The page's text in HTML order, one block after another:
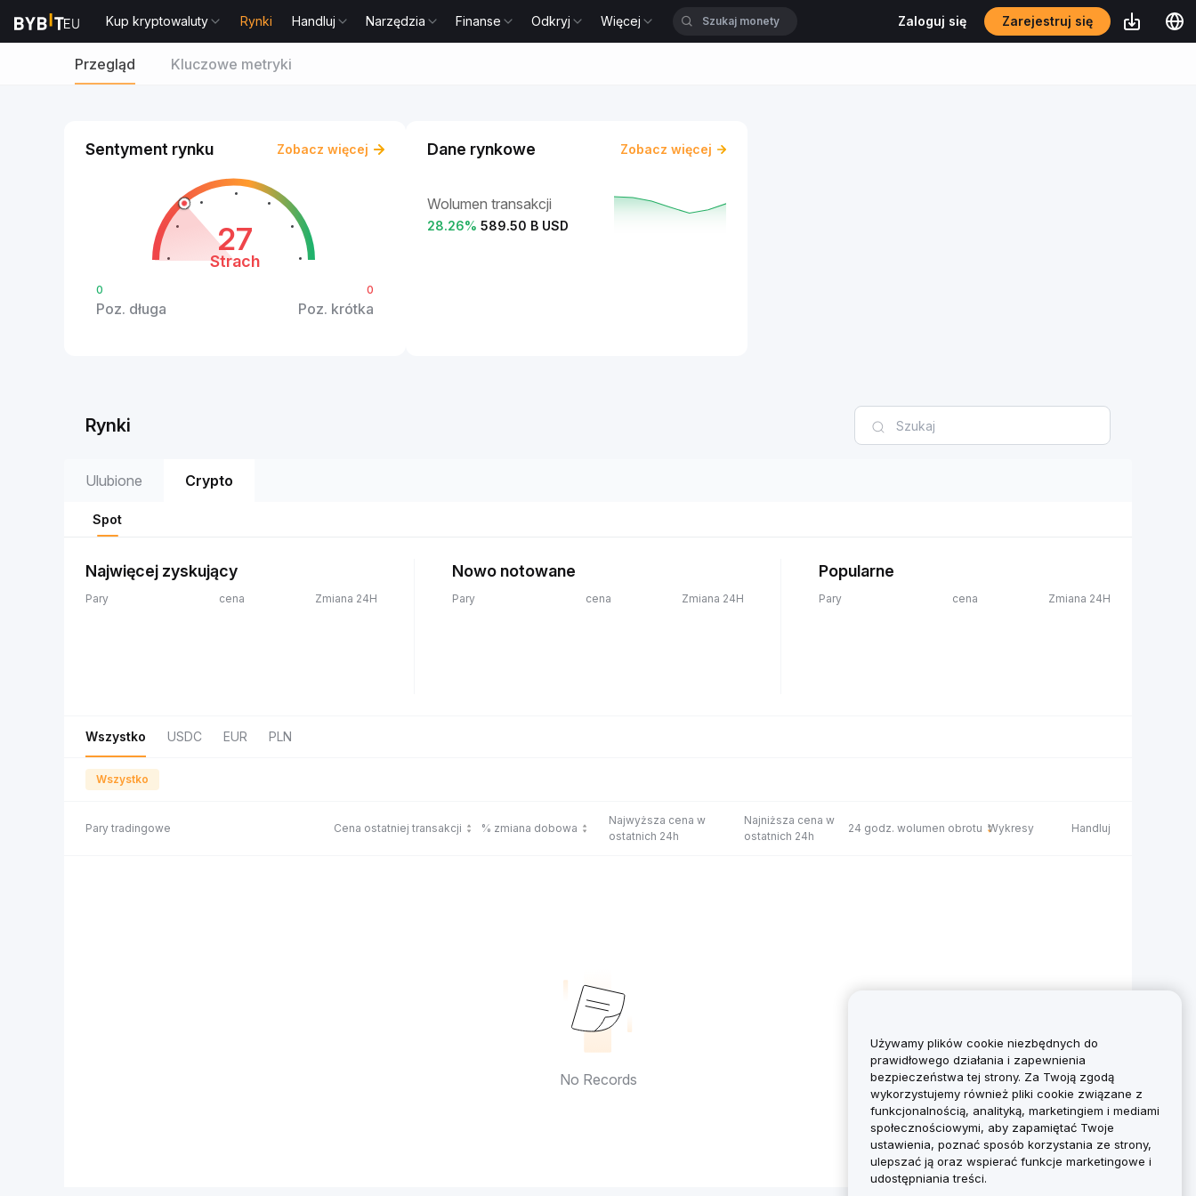
Kup kryptowaluty Rynki Handluj Narzędzia Finanse Odkryj Więcej Zaloguj się Zarejestruj się
Przegląd Kluczowe metryki
Sentyment rynku Zobacz więcej
27
Strach
0
Poz. długa
0
Poz. krótka
Dane rynkowe Zobacz więcej
Wolumen transakcji
28.26% 589.50 B USD
Rynki
Ulubione Crypto
Spot
Najwięcej zyskujący
Pary cena Zmiana 24H
Nowo notowane
Pary cena Zmiana 24H
Popularne
Pary cena Zmiana 24H
Wszystko USDC EUR PLN
Wszystko
Pary tradingowe Cena ostatniej transakcji % zmiana dobowa
Najwyższa cena w
ostatnich 24h
Najniższa cena w
ostatnich 24h
24 godz. wolumen obrotu Wykresy Handluj
No Records
Używamy plików cookie niezbędnych do
prawidłowego działania i zapewnienia
bezpieczeństwa tej strony. Za Twoją zgodą
wykorzystujemy również pliki cookie związane z
funkcjonalnością, analityką, marketingiem i mediami
społecznościowymi, aby zapamiętać Twoje
ustawienia, poznać sposób korzystania ze strony,
ulepszać ją oraz wspierać funkcje marketingowe i
udostępniania treści.